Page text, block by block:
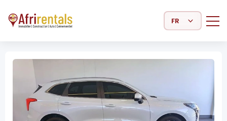
Select Language